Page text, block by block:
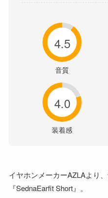
4.5
音質
4.0
装着感
イヤホンメーカーAZLAより
『SednaEarfit Short』。